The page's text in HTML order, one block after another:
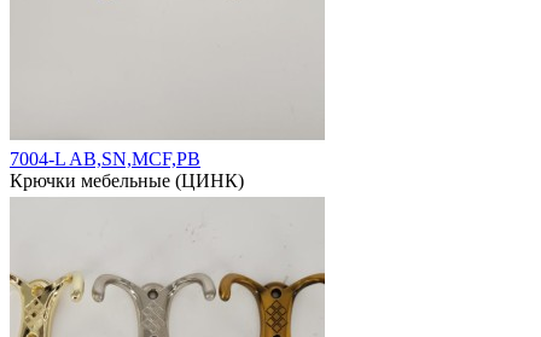
7004-L AB,SN,MCF,PB
Крючки мебельные (ЦИНК)